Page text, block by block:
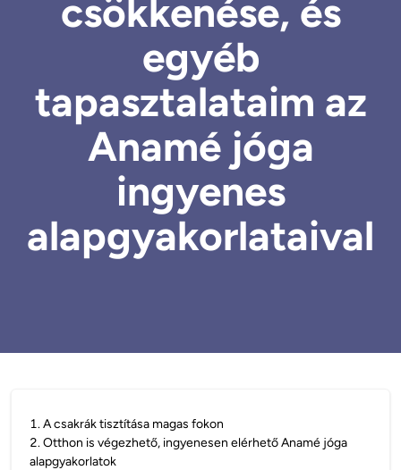
csökkenése, és
egyéb
tapasztalataim az
Anamé jóga
ingyenes
alapgyakorlataival
1.A csakrák tisztítása magas fokon
2.Otthon is végezhető, ingyenesen elérhető Anamé jóga
alapgyakorlatok